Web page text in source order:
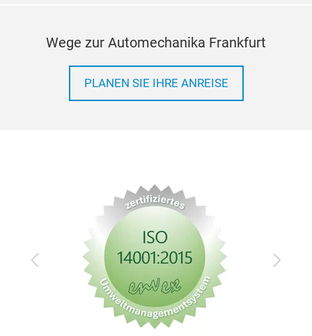
Wege zur Automechanika Frankfurt
PLANEN SIE IHRE ANREISE
Zurück Vor